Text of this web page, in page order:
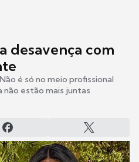
desavença com
é só no meio profissional
não estão mais juntas